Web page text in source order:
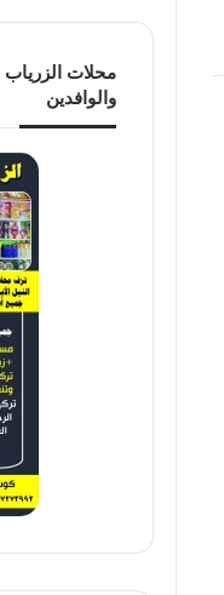
محلات
والوافدين